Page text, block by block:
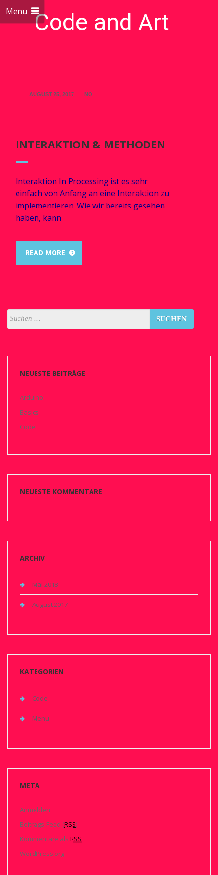
Code and Art
Menu
AUGUST 25, 2017 NO
INTERAKTION & METHODEN
Interaktion In Processing ist es sehr
einfach von Anfang an eine Interaktion zu
implementieren. Wie wir bereits gesehen
haben, kann
READ MORE
NEUESTE BEITRÄGE
Arduino
Basics
Code
NEUESTE KOMMENTARE
ARCHIV
Mai 2018
August 2017
KATEGORIEN
Code
Menu
META
Anmelden
Beitrags-Feed (RSS)
Kommentare als RSS
WordPress.org